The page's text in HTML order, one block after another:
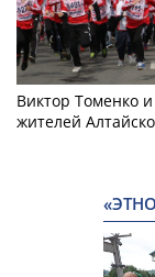
Виктор Томенко
жителей